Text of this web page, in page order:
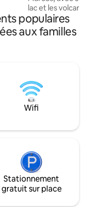
du
lac et les
dispose d'un
plage privée,
Et plus encore :
kayaks, du
massage/
cuisine
réfrigérateur,
l'aéroport, des
populaires
aux familles
Wifi
Stationnement
gratuit sur place